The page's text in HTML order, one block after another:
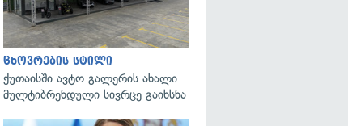
გადახედვა
ცხოვრების სტილი
ქუთაისში ავტო გალერის ახალი
მულტიბრენდული სივრცე გაიხსნა